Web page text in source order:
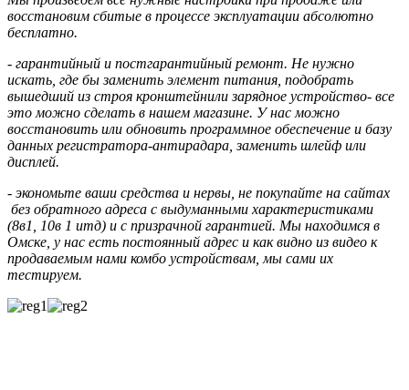
восстановим сбитые в процессе эксплуатации абсолютно
бесплатно.
- гарантийный и постгарантийный ремонт. Не нужно
искать, где бы заменить элемент питания, подобрать
вышедший из строя кронштейнили зарядное устройство- все
это можно сделать в нашем магазине. У нас можно
восстановить или обновить программное обеспечение и базу
данных регистратора-антирадара, заменить шлейф или
дисплей.
- экономьте ваши средства и нервы, не покупайте на сайтах
без обратного адреса с выдуманными характеристиками
(8в1, 10в 1 итд) и с призрачной гарантией. Мы находимся в
Омске, у нас есть постоянный адрес и как видно из видео к
продаваемым нами комбо устройствам, мы сами их
тестируем.